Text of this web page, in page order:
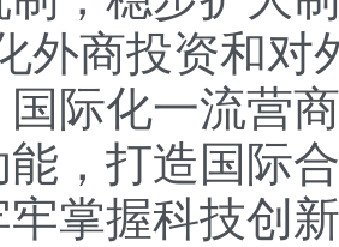
外商投资和
际化一流营
，打造国际
掌握科技创